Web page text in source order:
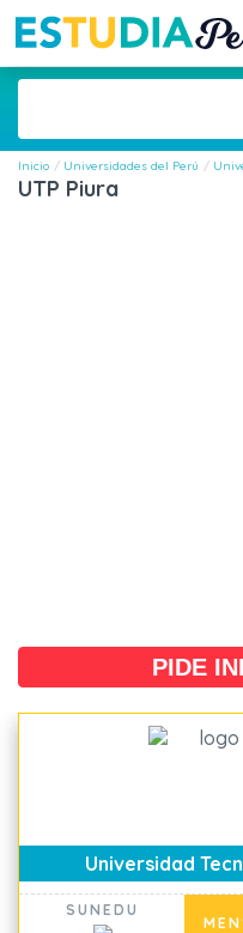
Inicio Universidades del Perú
UTP Piura
PIDE
Universidad
SUNEDU